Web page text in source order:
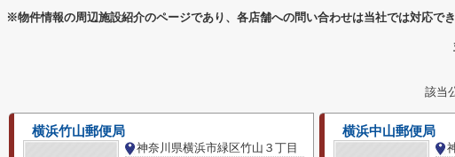
※物件情報の周辺施設紹介のページであり、各店舗への問い合わせは当社では対応でき
該当
横浜竹山郵便局
神奈川県横浜市緑区竹山３丁目
横浜中山郵便局